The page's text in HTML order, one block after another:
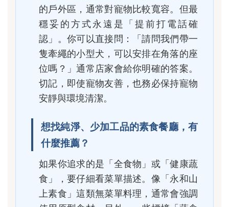
的戶外區，通常對寵物比較寬容。但最
穩妥的方式永遠是「提前打電話確
認」。你可以直接問：「請問我們帶一
隻牽繩的小型犬，可以安排在角落的座
位嗎？」通常店家會給你明確的答案。
切記，即使寵物友善，也務必保持寵物
安靜與環境清潔。
想找純淨、少加工品的素食餐廳，有
什麼推薦？
如果你追求的是「全食物」或「健康蔬
食」，要仔細看菜單描述。像「永和山
上素食」這類無菜單料理，通常會強調